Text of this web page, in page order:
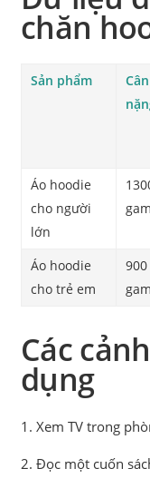
chăn
Sản phẩm
Cân
Áo hoodie
cho người
lớn
gam
Áo hoodie
cho trẻ em
900
gam
Các
dụng
1. Xem TV trong
2. Đọc một cuốn